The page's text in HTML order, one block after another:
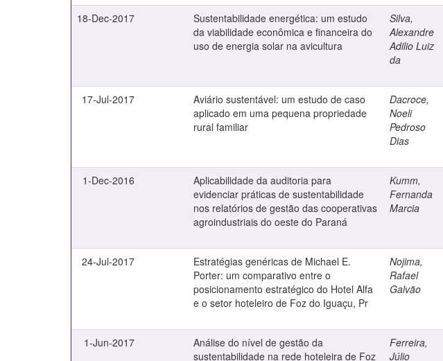
18-Dec-2017
Sustentabilidade energética: um estudo
da viabilidade econômica e financeira do
uso de energia solar na avicultura
Silva,
Alexandre
Adilio Luiz
da
17-Jul-2017
Aviário sustentável: um estudo de caso
aplicado em uma pequena propriedade
rural familiar
Dacroce,
Noeli
Pedroso
Dias
1-Dec-2016
Aplicabilidade da auditoria para
evidenciar práticas de sustentabilidade
nos relatórios de gestão das cooperativas
agroindustriais do oeste do Paraná
Kumm,
Fernanda
Marcia
24-Jul-2017
Estratégias genéricas de Michael E.
Porter: um comparativo entre o
posicionamento estratégico do Hotel Alfa
e o setor hoteleiro de Foz do Iguaçu, Pr
Nojima,
Rafael
Galvão
1-Jun-2017
Análise do nível de gestão da
sustentabilidade na rede hoteleira de Foz
Ferreira,
Júlio